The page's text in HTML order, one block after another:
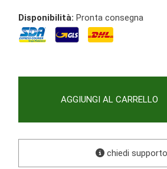
Disponibilità: Pronta consegna
AGGIUNGI AL CARRELLO
chiedi supporto